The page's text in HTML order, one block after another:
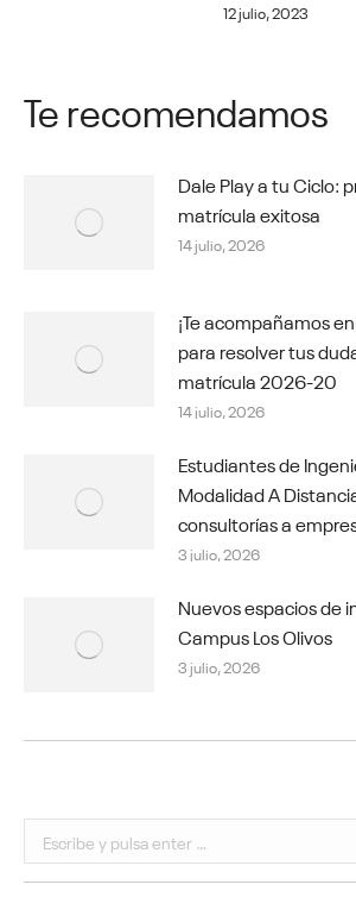
12 julio, 2023
Te recomendamos
Dale Play a tu Ciclo:
matrícula exitosa
14 julio, 2026
¡Te acompañamos
para resolver tus
matrícula 2026-20
14 julio, 2026
Estudiantes de
Modalidad A
consultorías a
3 julio, 2026
Nuevos espacios de
Campus Los Olivos
3 julio, 2026
Buscar: